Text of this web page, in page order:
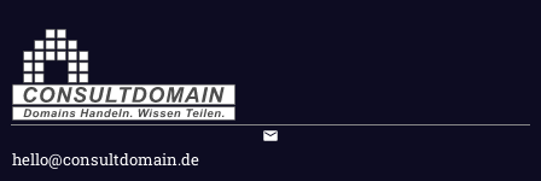
hello@consultdomain.de